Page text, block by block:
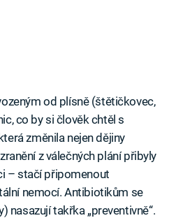
od plísně (štětičkovec,
co by si člověk chtěl s
změnila nejen dějiny
z válečných plání přibyly
– stačí připomenout
nemocí. Antibiotikům se
nasazují takřka „preventivně“.